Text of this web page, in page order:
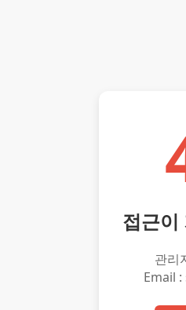
접근이
관리
Email